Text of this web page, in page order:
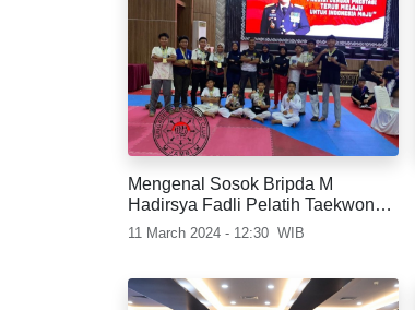
Mengenal Sosok Bripda M
Hadirsya Fadli Pelatih Taekwondo
Yang Sukses Bawa Pulang 10
11 March 2024 - 12:30 WIB